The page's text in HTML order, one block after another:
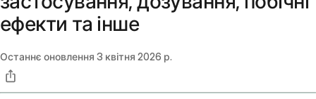
ефекти та інше
Останнє оновлення 3 квітня 2026 р.